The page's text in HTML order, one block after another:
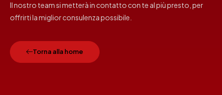
Il nostro team si metterà in contatto con te al più presto, per
offrirti la miglior consulenza possibile.
Torna alla home